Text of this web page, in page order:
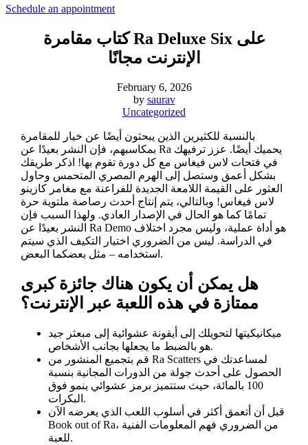
Schedule an appointment
كتاب مقامرة Ra Deluxe Six على
الإنترنت مجانًا
February 6, 2026
by saurav
Uncategorized
بالنسبة للكثيرين الذين يبحثون أيضًا عن خيار للمقامرة
بمكاسبهم، فإن النشر بعيدًا عن Ra يحميك أيضًا. عزز ترفيهك
في فتحات لاس فيغاس مع كل دورة تقوم بها! اذكر طريقك
بشكل أعمق وستصل إلى الهرم المصري المتحمس وحاول
العثور على القيمة اللامعة الجديدة للفراعنة مع مغامر كازينو
لاس فيغاس! وبالتالي، يتم إنتاج أحدث رصاصة ملتوية حرة
تمامًا كما هو الحال في الإصدار العادي. ولهذا السبب فإن
النشر بعيدًا عن Ra Demo هو أداة عملية، وليس مجرد اختلاف
في الدراسة. ليس من الضروري اختيار التكيف الذي سيتم
استخدامه – مثل بعضكما البعض.
هل يمكن أن يكون هناك جائزة كبرى
ممتازة في هذه اللعبة عبر الإنترنت؟
ميكانيكيتها لتحويلك إلى أيقونة عشوائية إلى مبعثر جيد
هو بالضبط ما يجعلها بجانب الأشخاص.
قم بتجميع المنشور من Ra Scatters لمساعدتك في
الحصول على أحدث جولة من الدورات المجانية بنسبة
100 بالمائة، حيث ستتميز برمز عشوائي ينمو فوق
البكرات.
قبل أن أتعمق أكثر في أسلوب اللعب الذي يعرضه الآن
Book out of Ra، من الضروري فهم المعلومات الفنية
للعبة.